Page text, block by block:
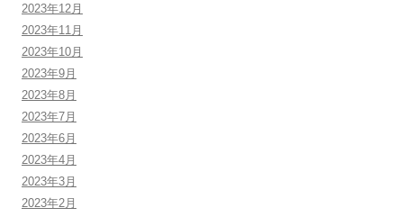
2023年12月
2023年11月
2023年10月
2023年9月
2023年8月
2023年7月
2023年6月
2023年4月
2023年3月
2023年2月